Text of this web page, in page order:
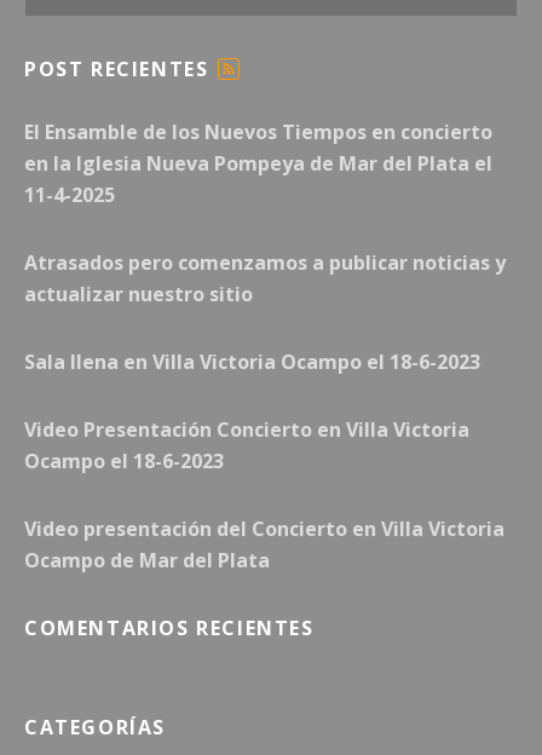
POST RECIENTES
E
D
El Ensamble de los Nuevos Tiempos en concierto
en la Iglesia Nueva Pompeya de Mar del Plata el
11-4-2025
Atrasados pero comenzamos a publicar noticias y
actualizar nuestro sitio
Sala llena en Villa Victoria Ocampo el 18-6-2023
Video Presentación Concierto en Villa Victoria
Ocampo el 18-6-2023
Video presentación del Concierto en Villa Victoria
Ocampo de Mar del Plata
COMENTARIOS RECIENTES
CATEGORÍAS